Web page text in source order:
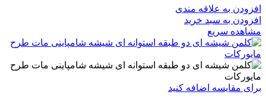
افزودن به علاقه مندی
افزودن به سبد خرید
مشاهده سریع
برای مقایسه اضافه کنید